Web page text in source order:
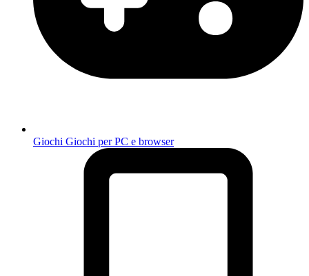
Giochi Giochi per PC e browser